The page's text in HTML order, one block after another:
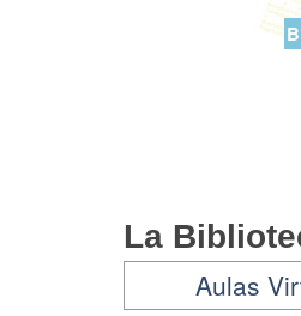
La
Aulas